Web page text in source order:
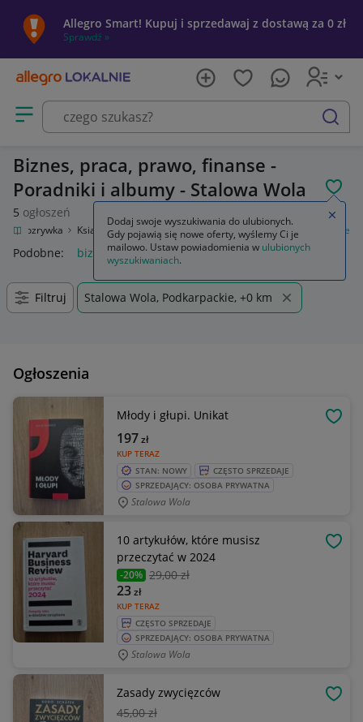
Allegro Smart! Kupuj i sprzedawaj z dostawą za 0 zł
Sprawdź »
Otwórz menu z kategoriami
szukaj
Biznes, praca, prawo, finanse -
Poradniki i albumy - Stalowa Wola
5 ogłoszeń
i rozrywka Książki Poradniki i albumy Biznes, praca, prawo, finanse
Podobne: biznes praca prawo finanse
Filtruj Stalowa Wola, Podkarpackie, +0 km
Ogłoszenia
Młody i głupi. Unikat
KUP TERAZ
197zł
STAN: NOWY
CZĘSTO SPRZEDAJE
SPRZEDAJĄCY: OSOBA PRYWATNA
Stalowa Wola
10 artykułów, które musisz
przeczytać w 2024
-20% 29,00 zł
KUP TERAZ
23zł
CZĘSTO SPRZEDAJE
SPRZEDAJĄCY: OSOBA PRYWATNA
Stalowa Wola
Zasady zwycięzców
45,00 zł
Dodaj swoje wyszukiwania do ulubionych.
Gdy pojawią się nowe oferty, wyślemy Ci je
mailowo. Ustaw powiadomienia w ulubionych
wyszukiwaniach.